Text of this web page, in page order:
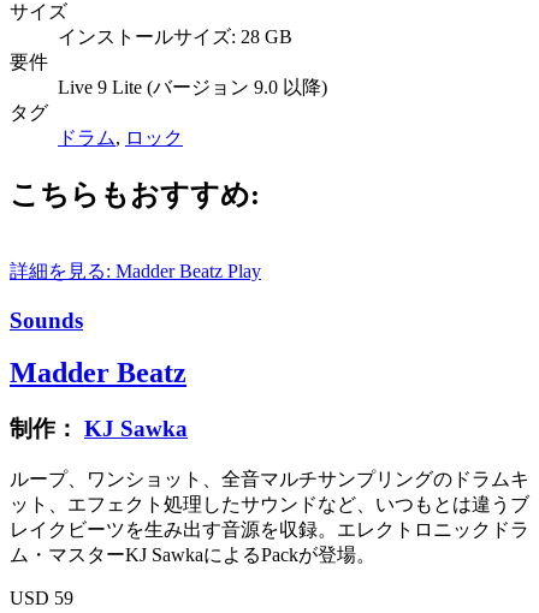
サイズ
インストールサイズ: 28 GB
要件
Live 9 Lite (バージョン 9.0 以降)
タグ
ドラム, ロック
こちらもおすすめ:
詳細を見る: Madder Beatz Play
Sounds
Madder Beatz
制作： KJ Sawka
ループ、ワンショット、全音マルチサンプリングのドラムキ
ット、エフェクト処理したサウンドなど、いつもとは違うブ
レイクビーツを生み出す音源を収録。エレクトロニックドラ
ム・マスターKJ SawkaによるPackが登場。
USD 59